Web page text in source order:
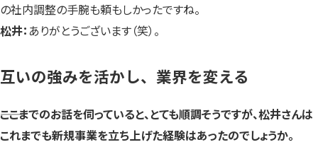
の社内調整の手腕も頼もしかったですね。
松井： ありがとうございます（笑）。
互いの強みを活かし、業界を変える
――ここまでのお話を伺っていると、とても順調そうですが、松井さんは
これまでも新規事業を立ち上げた経験はあったのでしょうか。